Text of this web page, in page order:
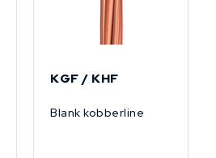
KGF / KHF
Blank kobberline